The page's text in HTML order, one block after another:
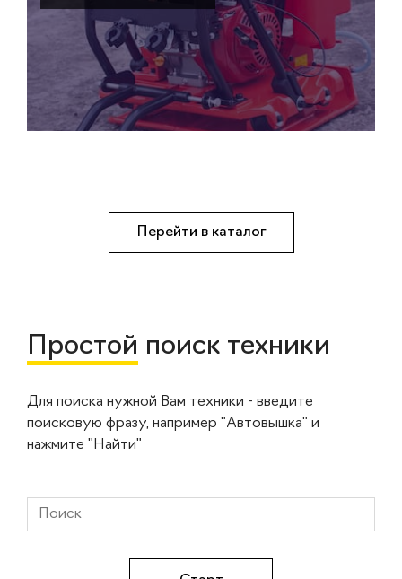
Перейти в каталог
Простой поиск техники
Для поиска нужной Вам техники - введите
поисковую фразу, например "Автовышка" и
нажмите "Найти"